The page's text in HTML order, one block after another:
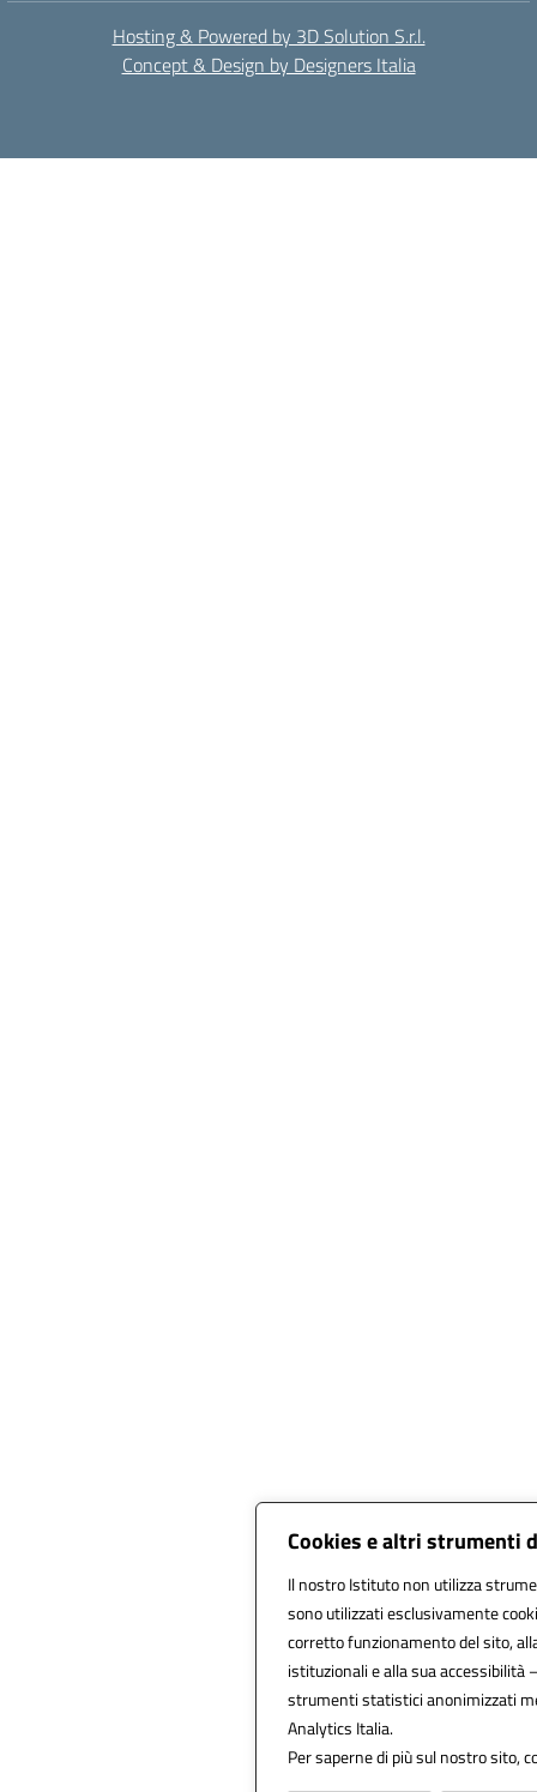
Cookies e altri strumenti
Il nostro Istituto non utilizza
sono utilizzati esclusivamente
corretto funzionamento del sito,
istituzionali e alla sua accessibilità
strumenti statistici anonimizzati
Analytics Italia.
Per saperne di più sul nostro sito,
Hosting & Powered by 3D Solution S.r.l.
Concept & Design by Designers Italia